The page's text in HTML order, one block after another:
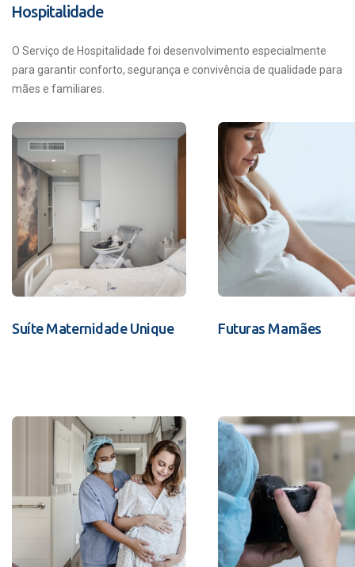
Hospitalidade
O Serviço de Hospitalidade foi desenvolvimento especialmente
para garantir conforto, segurança e convivência de qualidade para
mães e familiares.
Suíte Maternidade Unique Futuras Mamães